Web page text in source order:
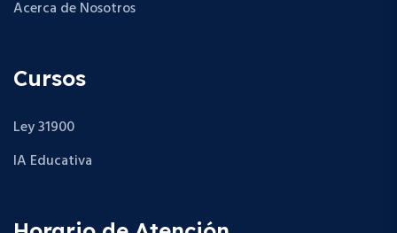
Acerca de Nosotros
Cursos
Ley 31900
IA Educativa